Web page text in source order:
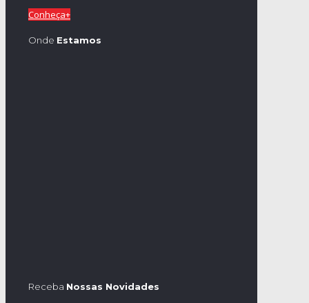
Conheça+
Onde Estamos
Receba Nossas Novidades